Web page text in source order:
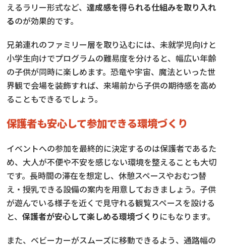
えるラリー形式など、達成感を得られる仕組みを取り入れ
るのが効果的です。
兄弟連れのファミリー層を取り込むには、未就学児向けと
小学生向けでプログラムの難易度を分けると、幅広い年齢
の子供が同時に楽しめます。恐竜や宇宙、魔法といった世
界観で会場を装飾すれば、来場前から子供の期待感を高め
ることもできるでしょう。
保護者も安心して参加できる環境づくり
イベントへの参加を最終的に決定するのは保護者であるた
め、大人が不便や不安を感じない環境を整えることも大切
です。長時間の滞在を想定し、休憩スペースやおむつ替
え・授乳できる設備の案内を用意しておきましょう。子供
が遊んでいる様子を近くで見守れる観覧スペースを設ける
と、保護者が安心して楽しめる環境づくり にもなります。
また、ベビーカーがスムーズに移動できるよう、通路幅の